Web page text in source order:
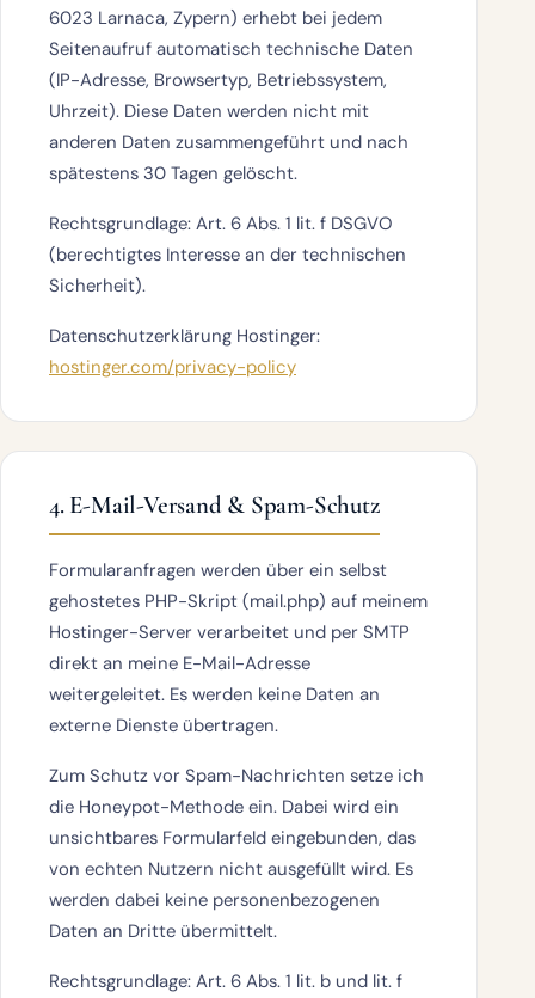
6023 Larnaca, Zypern) erhebt bei jedem
Seitenaufruf automatisch technische Daten
(IP-Adresse, Browsertyp, Betriebssystem,
Uhrzeit). Diese Daten werden nicht mit
anderen Daten zusammengeführt und nach
spätestens 30 Tagen gelöscht.
Rechtsgrundlage: Art. 6 Abs. 1 lit. f DSGVO
(berechtigtes Interesse an der technischen
Sicherheit).
Datenschutzerklärung Hostinger:
hostinger.com/privacy-policy
4. E-Mail-Versand & Spam-Schutz
Formularanfragen werden über ein selbst
gehostetes PHP-Skript (mail.php) auf meinem
Hostinger-Server verarbeitet und per SMTP
direkt an meine E-Mail-Adresse
weitergeleitet. Es werden keine Daten an
externe Dienste übertragen.
Zum Schutz vor Spam-Nachrichten setze ich
die Honeypot-Methode ein. Dabei wird ein
unsichtbares Formularfeld eingebunden, das
von echten Nutzern nicht ausgefüllt wird. Es
werden dabei keine personenbezogenen
Daten an Dritte übermittelt.
Rechtsgrundlage: Art. 6 Abs. 1 lit. b und lit. f